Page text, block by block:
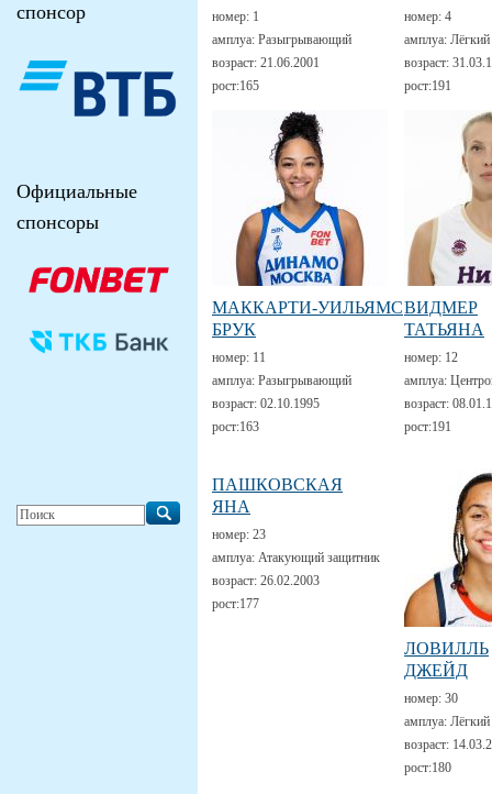
номер: 1
амплуа: Разыгрывающий
возраст: 21.06.2001
рост:165
номер: 4
амплуа:
возраст:
рост:191
МАККАРТИ-УИЛЬЯМС
БРУК
номер: 11
амплуа: Разыгрывающий
возраст: 02.10.1995
рост:163
ВИДМЕР
ТАТЬЯНА
номер: 12
амплуа:
возраст:
рост:191
ПАШКОВСКАЯ
ЯНА
номер: 23
амплуа: Атакующий защитник
возраст: 26.02.2003
рост:177
ЛОВИЛЛЬ
ДЖЕЙД
номер: 30
амплуа:
возраст:
рост:180
спонсор
Официальные
спонсоры